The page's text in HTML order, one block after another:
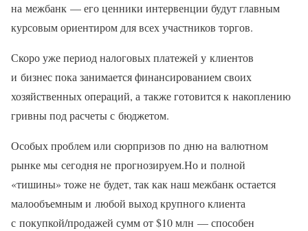
на межбанк — его ценники интервенции будут главным
курсовым ориентиром для всех участников торгов.
Скоро уже период налоговых платежей у клиентов
и бизнес пока занимается финансированием своих
хозяйственных операций, а также готовится к накоплению
гривны под расчеты с бюджетом.
Особых проблем или сюрпризов по дню на валютном
рынке мы сегодня не прогнозируем.Но и полной
«тишины» тоже не будет, так как наш межбанк остается
малообъемным и любой выход крупного клиента
с покупкой/продажей сумм от $10 млн — способен